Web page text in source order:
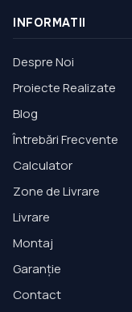
INFORMATII
Despre Noi
Proiecte Realizate
Blog
Întrebări Frecvente
Calculator
Zone de Livrare
Livrare
Montaj
Garanție
Contact